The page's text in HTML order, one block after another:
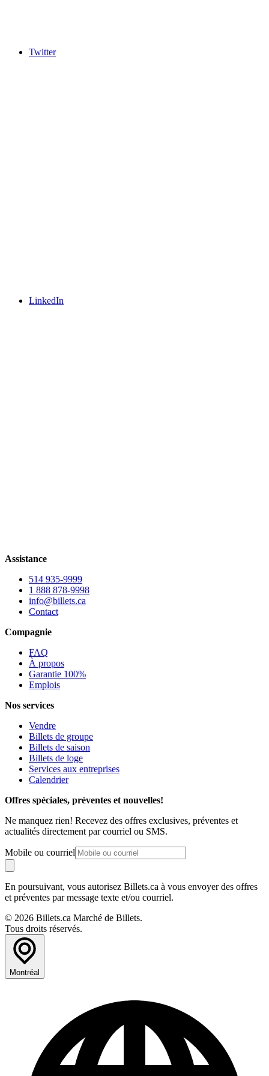
Twitter
LinkedIn
Assistance
514 935-9999
1 888 878-9998
info@billets.ca
Contact
Compagnie
FAQ
À propos
Garantie 100%
Emplois
Nos services
Vendre
Billets de groupe
Billets de saison
Billets de loge
Services aux entreprises
Calendrier
Offres spéciales, préventes et nouvelles!
Ne manquez rien! Recevez des offres exclusives, préventes et
actualités directement par courriel ou SMS.
Mobile ou courriel
En poursuivant, vous autorisez Billets.ca à vous envoyer des offres
et préventes par message texte et/ou courriel.
© 2026 Billets.ca Marché de Billets.
Tous droits réservés.
Montréal